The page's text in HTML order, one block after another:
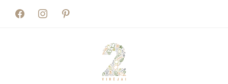
facebookinstagrampinterest